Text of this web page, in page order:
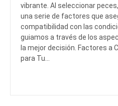
vibrante. Al seleccionar
una serie de factores que
compatibilidad con las
guiamos a través de los
la mejor decisión. Factores a
para Tu…